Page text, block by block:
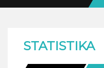
STATISTIKA